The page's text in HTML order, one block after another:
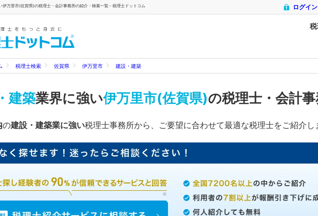
伊万里市(佐賀県)の税理士・会計事務所の紹介・検索一覧 - 税理士ドットコム ログイン
税理士検索 佐賀県 伊万里市 建設・建築
建築業界に強い伊万里市(佐賀県)の税理士・会計
の建設・建築業に強い税理士事務所から、ご要望に合わせて最適な税理士をご紹介し